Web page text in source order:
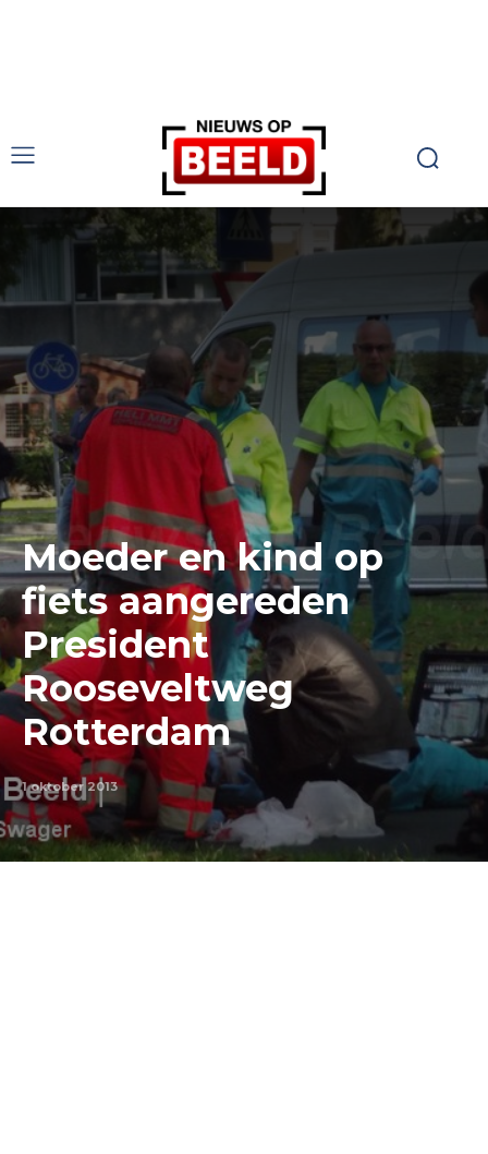
Moeder en kind op
fiets aangereden
President
Rooseveltweg
Rotterdam
1 oktober 2013